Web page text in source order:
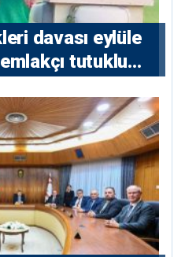
davası eylüle
tutuklu